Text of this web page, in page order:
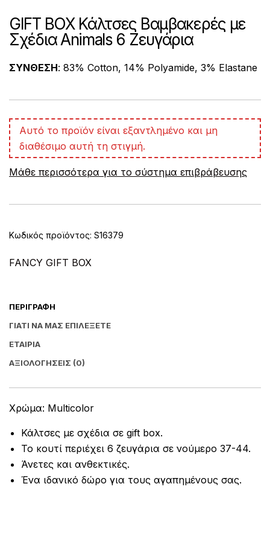
GIFT BOX Κάλτσες Βαμβακερές με
Σχέδια Animals 6 Ζευγάρια
ΣΥΝΘΕΣΗ: 83% Cotton, 14% Polyamide, 3% Elastane
Αυτό το προϊόν είναι εξαντλημένο και μη
διαθέσιμο αυτή τη στιγμή.
Μάθε περισσότερα για το σύστημα επιβράβευσης
Κωδικός προϊόντος: S16379
FANCY GIFT BOX
ΠΕΡΙΓΡΑΦΉ
ΓΙΑΤΊ ΝΑ ΜΑΣ ΕΠΙΛΈΞΕΤΕ
ΕΤΑΙΡΊΑ
ΑΞΙΟΛΟΓΉΣΕΙΣ (0)
Χρώμα: Multicolor
Κάλτσες με σχέδια σε gift box.
Το κουτί περιέχει 6 ζευγάρια σε νούμερο 37-44.
Άνετες και ανθεκτικές.
Ένα ιδανικό δώρο για τους αγαπημένους σας.